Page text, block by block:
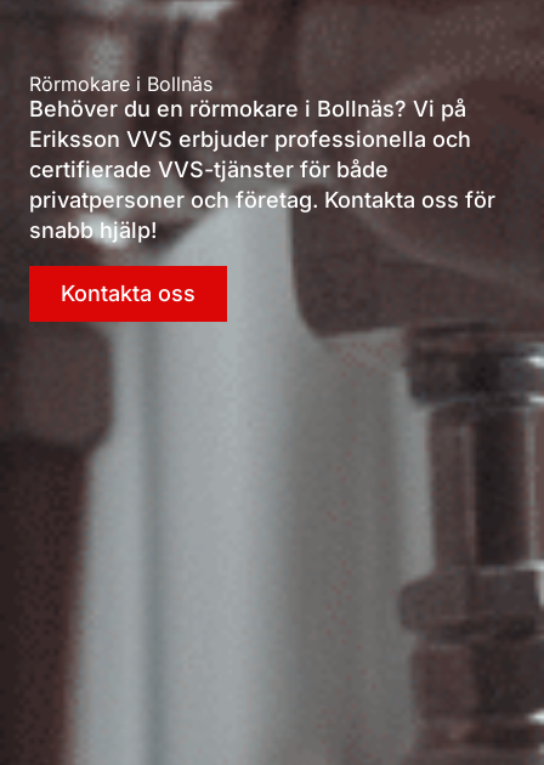
Rörmokare i Bollnäs
Behöver du en rörmokare i Bollnäs? Vi på
Eriksson VVS erbjuder professionella och
certifierade VVS-tjänster för både
privatpersoner och företag. Kontakta oss för
snabb hjälp!
Kontakta oss